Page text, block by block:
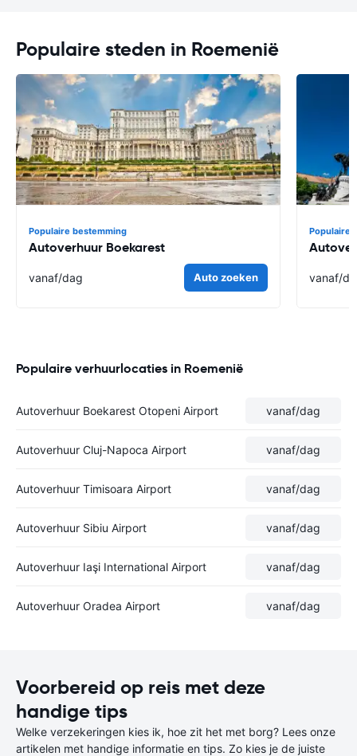
Populaire steden in Roemenië
Populaire bestemming
Autoverhuur Boekarest
vanaf/dag Auto zoeken
Populaire
vanaf/
Populaire verhuurlocaties in Roemenië
Autoverhuur Boekarest Otopeni Airport vanaf/dag
Autoverhuur Cluj-Napoca Airport vanaf/dag
Autoverhuur Timisoara Airport vanaf/dag
Autoverhuur Sibiu Airport vanaf/dag
Autoverhuur Iaşi International Airport vanaf/dag
Autoverhuur Oradea Airport vanaf/dag
Voorbereid op reis met deze
handige tips
Welke verzekeringen kies ik, hoe zit het met borg? Lees onze
artikelen met handige informatie en tips. Zo kies je de juiste